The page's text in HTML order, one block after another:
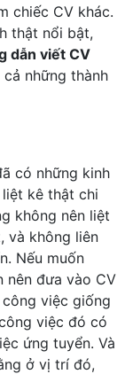
chiếc CV khác.
thật nổi bật,
dẫn viết CV
những thành
có những kinh
kê thật chi
không nên liệt
và không liên
Nếu muốn
nên đưa vào CV
việc giống
việc đó có
ứng tuyển. Và
ở vị trí đó,